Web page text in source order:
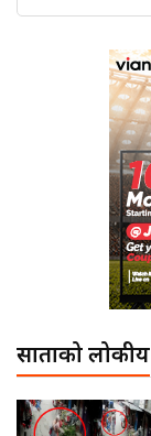
साताको लोकप्रीय